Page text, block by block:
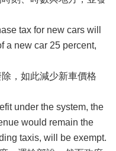
tax for new cars will
a new car 25 percent,
，如此減少新車價格
under the system, the
would remain the
taxis, will be exempt.